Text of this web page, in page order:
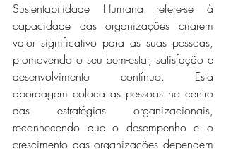
Sustentabilidade Humana refere-se à
capacidade das organizações criarem
valor significativo para as suas pessoas,
promovendo o seu bem-estar, satisfação e
desenvolvimento contínuo. Esta
abordagem coloca as pessoas no centro
das estratégias organizacionais,
reconhecendo que o desempenho e o
crescimento das organizações dependem